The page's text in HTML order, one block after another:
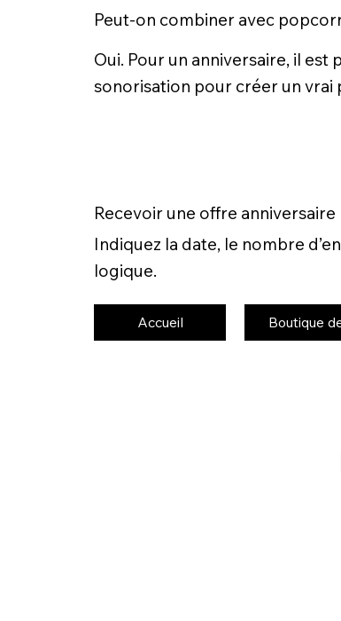
Peut-on combiner avec
Oui. Pour un anniversaire, il
sonorisation pour créer un vrai
Recevoir une offre anniversaire
Indiquez la date, le nombre
logique.
Accueil Boutique